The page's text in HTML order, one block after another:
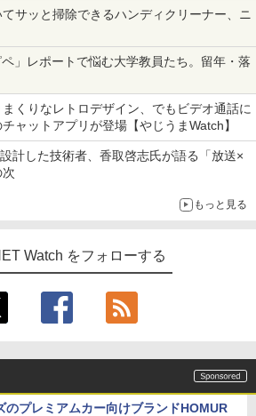
サッと掃除できるハンディクリーナー、ニ
」レポートで悩む大学教員たち。留年・落
くりなレトロデザイン、でもビデオ通話に
ャットアプリが登場【やじうまWatch】
計した技術者、香取啓志氏が語る「放送×
次
もっと見る
Watch をフォローする
のプレミアムカー向けブランドHOMUR